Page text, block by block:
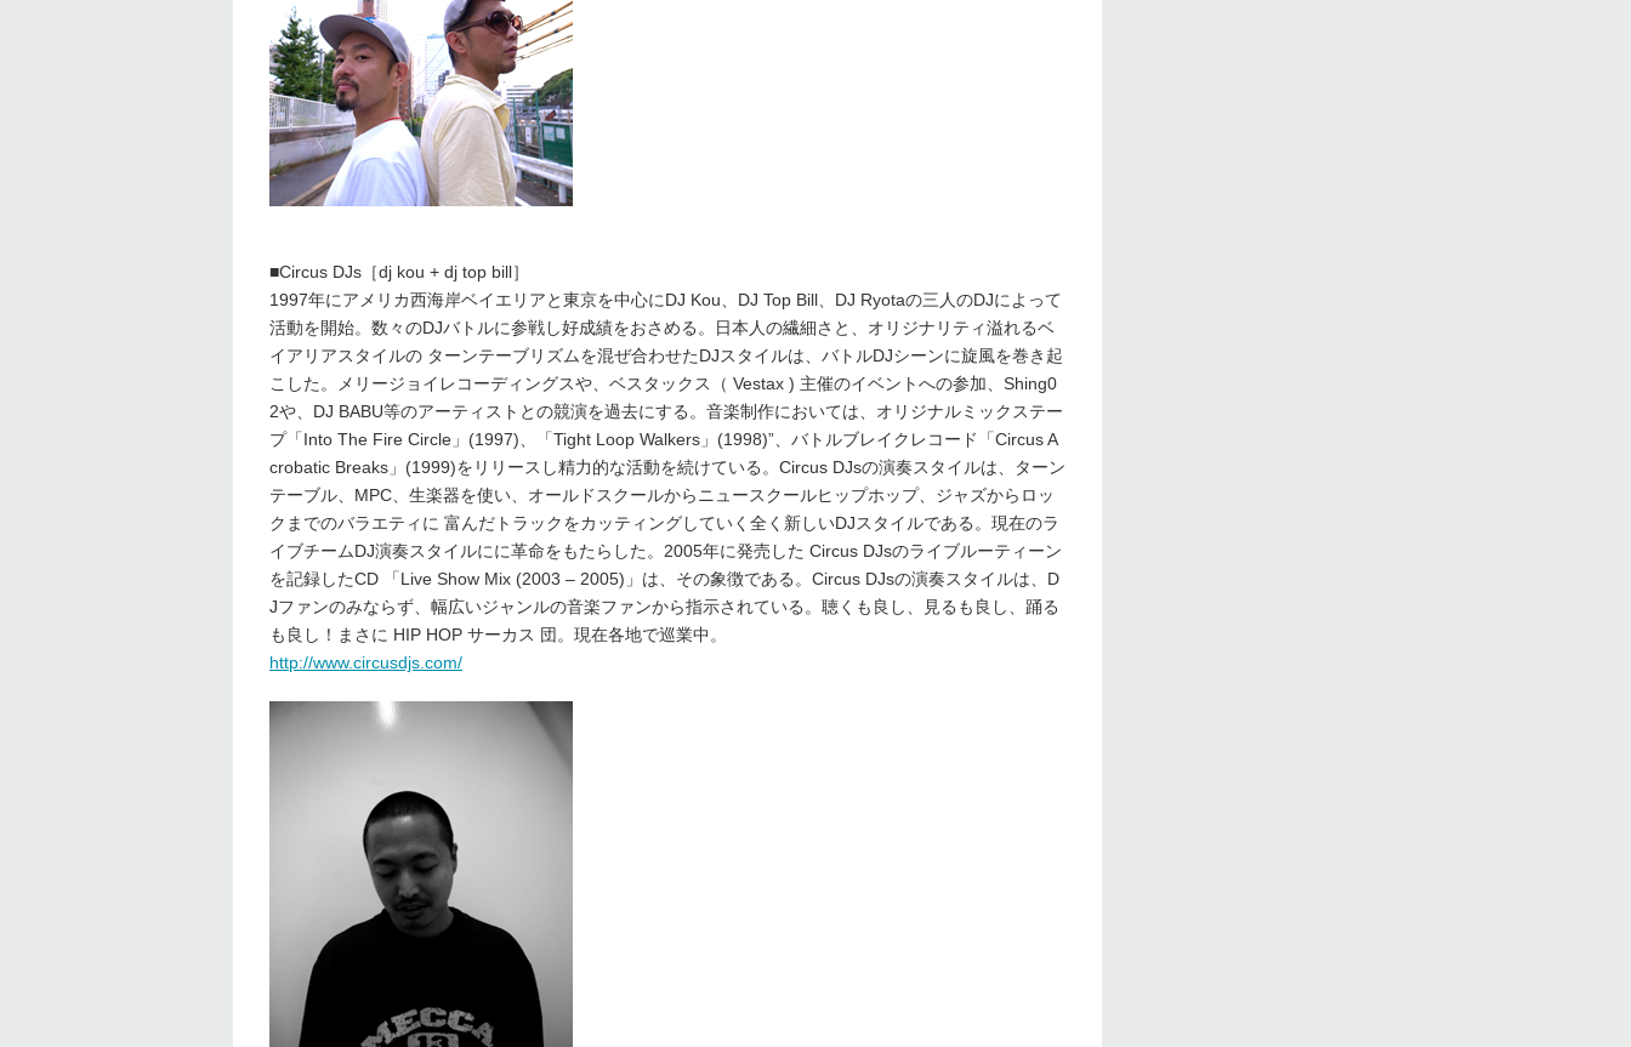
■Circus DJs［dj kou + dj top bill］
1997年にアメリカ西海岸ベイエリアと東京を中心にDJ Kou、DJ Top Bill、DJ Ryotaの三人のDJによって
活動を開始。数々のDJバトルに参戦し好成績をおさめる。日本人の繊細さと、オリジナリティ溢れるベ
イアリアスタイルの ターンテーブリズムを混ぜ合わせたDJスタイルは、バトルDJシーンに旋風を巻き起
こした。メリージョイレコーディングスや、ベスタックス（ Vestax ) 主催のイベントへの参加、Shing0
2や、DJ BABU等のアーティストとの競演を過去にする。音楽制作においては、オリジナルミックステー
プ「Into The Fire Circle」(1997)、「Tight Loop Walkers」(1998)”、バトルブレイクレコード「Circus A
crobatic Breaks」(1999)をリリースし精力的な活動を続けている。Circus DJsの演奏スタイルは、ターン
テーブル、MPC、生楽器を使い、オールドスクールからニュースクールヒップホップ、ジャズからロッ
クまでのバラエティに 富んだトラックをカッティングしていく全く新しいDJスタイルである。現在のラ
イブチームDJ演奏スタイルにに革命をもたらした。2005年に発売した Circus DJsのライブルーティーン
を記録したCD 「Live Show Mix (2003 – 2005)」は、その象徴である。Circus DJsの演奏スタイルは、D
Jファンのみならず、幅広いジャンルの音楽ファンから指示されている。聴くも良し、見るも良し、踊る
も良し！まさに HIP HOP サーカス 団。現在各地で巡業中。
http://www.circusdjs.com/